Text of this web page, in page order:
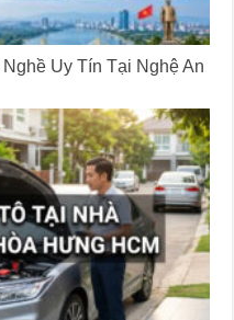
Uy Tín Tại Nghệ An